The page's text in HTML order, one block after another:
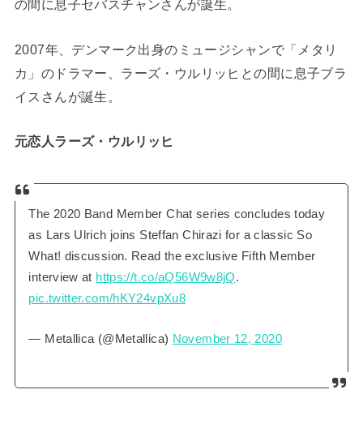
の間に息子セバスチャンさんが誕生。
2007年、デンマーク出身のミュージシャンで「メタリ
カ」のドラマー、ラーズ・ウルリッヒとの間に息子ブラ
イスさんが誕生。
元恋人ラーズ・ウルリッヒ
The 2020 Band Member Chat series concludes today
as Lars Ulrich joins Steffan Chirazi for a classic So
What! discussion. Read the exclusive Fifth Member
interview at https://t.co/aQ56W9w8jQ.
pic.twitter.com/hKY24vpXu8
— Metallica (@Metallica) November 12, 2020